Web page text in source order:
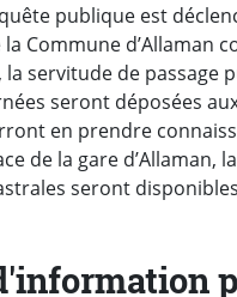
publique est
Commune d’Allaman
la servitude de
seront déposées
en prendre
de la gare d’Allaman,
seront disponibles